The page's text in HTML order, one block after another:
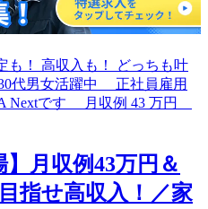
】月収例43万円＆
指せ高収入！／家